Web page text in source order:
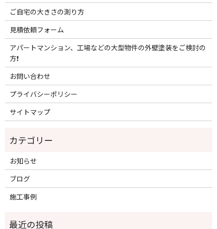
ご自宅の大きさの測り方
見積依頼フォーム
アパートマンション、工場などの大型物件の外壁塗装をご検討の
方❗️
お問い合わせ
プライバシーポリシー
サイトマップ
お知らせ
ブログ
施工事例